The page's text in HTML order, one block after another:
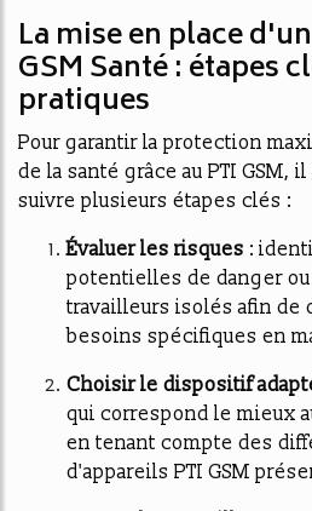
La mise en place
GSM Santé : étapes
pratiques
Pour garantir la protection
de la santé grâce au PTI GSM,
suivre plusieurs étapes clés :
Évaluer les risques :
potentielles de danger
travailleurs isolés afin de
besoins spécifiques en
Choisir le dispositif
qui correspond le mieux
en tenant compte des
d'appareils PTI GSM